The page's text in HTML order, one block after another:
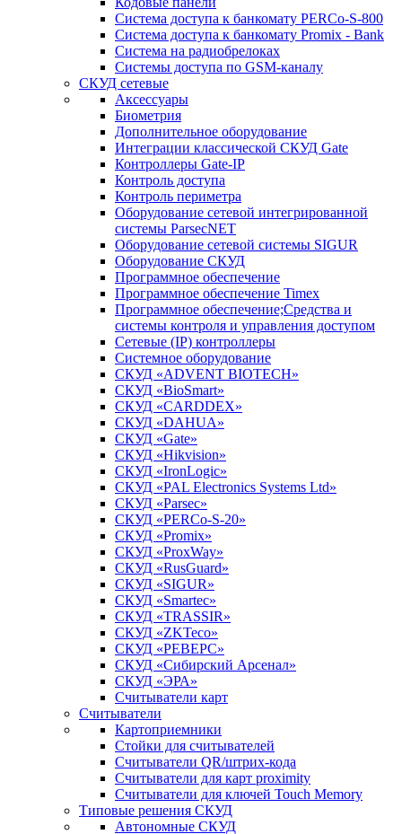
Система доступа к банкомату PERCo-S-800
Система доступа к банкомату Promix - Bank
Система на радиобрелоках
Системы доступа по GSM-каналу
СКУД сетевые
Аксессуары
Биометрия
Дополнительное оборудование
Интеграции классической СКУД Gate
Контроллеры Gate-IP
Контроль доступа
Контроль периметра
Оборудование сетевой интегрированной
системы ParsecNET
Оборудование сетевой системы SIGUR
Оборудование СКУД
Программное обеспечение
Программное обеспечение Timex
Программное обеспечение;Средства и
системы контроля и управления доступом
Сетевые (IP) контроллеры
Системное оборудование
СКУД «ADVENT BIOTECH»
СКУД «BioSmart»
СКУД «CARDDEX»
СКУД «DAHUA»
СКУД «Gate»
СКУД «Hikvision»
СКУД «IronLogic»
СКУД «PAL Electronics Systems Ltd»
СКУД «Parsec»
СКУД «PERCo-S-20»
СКУД «Promix»
СКУД «ProxWay»
СКУД «RusGuard»
СКУД «SIGUR»
СКУД «Smartec»
СКУД «TRASSIR»
СКУД «ZKTeco»
СКУД «РЕВЕРС»
СКУД «Сибирский Арсенал»
СКУД «ЭРА»
Считыватели карт
Считыватели
Картоприемники
Стойки для считывателей
Считыватели QR/штрих-кода
Считыватели для карт proximity
Считыватели для ключей Touch Memory
Типовые решения СКУД
Автономные СКУД